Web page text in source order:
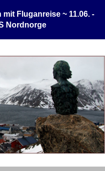
Fluganreise ~ 11.06. -
Nordnorge